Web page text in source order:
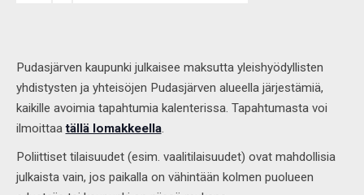
Pudasjärven kaupunki julkaisee maksutta yleishyödyllisten
yhdistysten ja yhteisöjen Pudasjärven alueella järjestämiä,
kaikille avoimia tapahtumia kalenterissa. Tapahtumasta voi
ilmoittaatällä lomakkeella.
Poliittiset tilaisuudet (esim. vaalitilaisuudet) ovat mahdollisia
julkaista vain, jos paikalla on vähintään kolmen puolueen